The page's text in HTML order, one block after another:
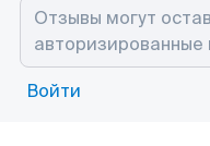
Войти